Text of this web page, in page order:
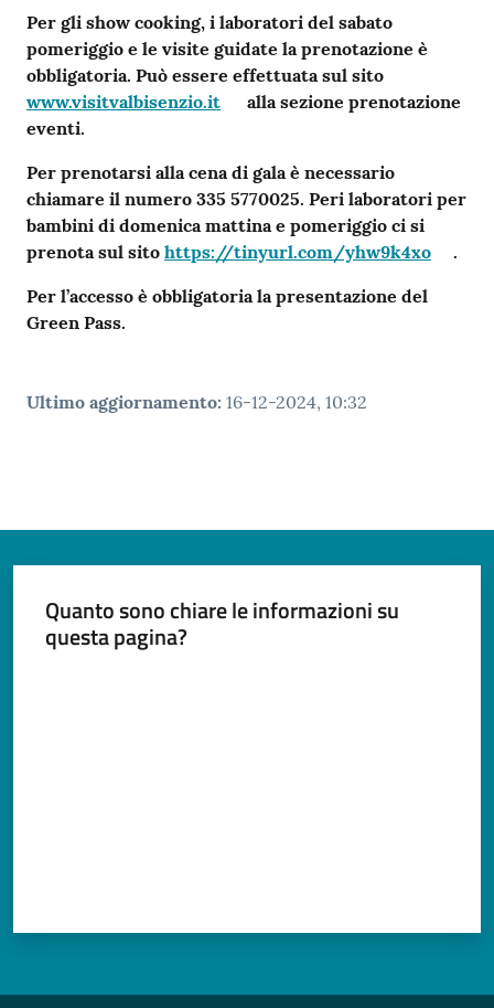
Per gli show cooking, i laboratori del sabato
pomeriggio e le visite guidate la prenotazione è
obbligatoria. Può essere effettuata sul sito
www.visitvalbisenzio.it
alla sezione prenotazione
eventi.
Per prenotarsi alla cena di gala è necessario
chiamare il numero 335 5770025. Peri laboratori per
bambini di domenica mattina e pomeriggio ci si
prenota sul sito https://tinyurl.com/yhw9k4xo
.
Per l’accesso è obbligatoria la presentazione del
Green Pass.
Ultimo aggiornamento: 16-12-2024, 10:32
Quanto sono chiare le informazioni su
questa pagina?